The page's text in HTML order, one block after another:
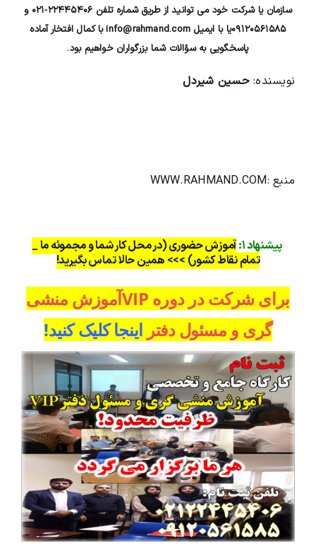
سازمان یا شرکت خود می توانید از طریق شماره تلفن ۲۲۴۴۵۴۰۶-۰۲۱ و
۰۹۱۲۰۵۶۱۵۸۵یا با ایمیل info@rahmand.com با کمال افتخار آماده
پاسخگویی به سؤالات شما بزرگواران خواهیم بود.
نویسنده:حسین شیردل
منبع :WWW.RAHMAND.COM
پیشنهاد ۱:
آموزش حضوری (در محل کار شما و مجموئه ما _
تمام نقاط کشور) >>> همین حالا تماس بگیرید!
برای شرکت در دوره VIPآموزش منشی
گری و مسئول دفتر اینجا کلیک کنید!